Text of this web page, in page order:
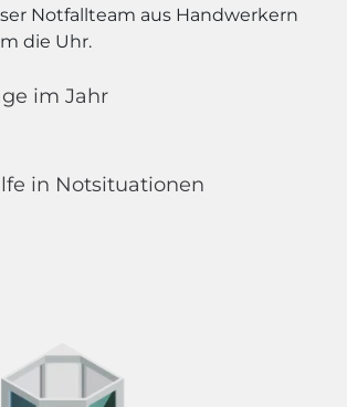
Notfallteam aus Handwerkern
die Uhr.
im Jahr
in Notsituationen